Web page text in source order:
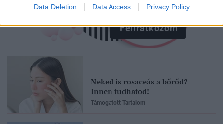
Data Deletion Data Access Privacy Policy
Feliratkozom
Neked is rosaceás a bőrőd?
Innen tudhatod!
Támogatott Tartalom